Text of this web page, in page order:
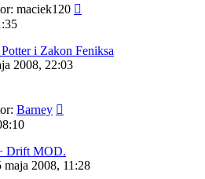
maciek120
i Zakon Feniksa
2008, 22:03
Barney
Drift MOD.
maja 2008, 11:28